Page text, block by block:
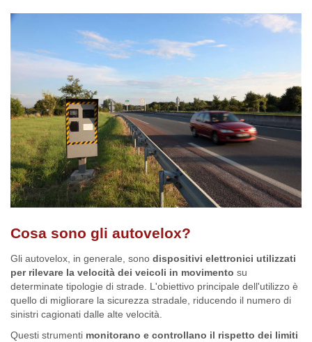
Cosa sono gli autovelox?
Gli autovelox, in generale, sono dispositivi elettronici utilizzati
per rilevare la velocità dei veicoli in movimento su
determinate tipologie di strade. L'obiettivo principale dell'utilizzo è
quello di migliorare la sicurezza stradale, riducendo il numero di
sinistri cagionati dalle alte velocità.
Questi strumenti monitorano e controllano il rispetto dei limiti